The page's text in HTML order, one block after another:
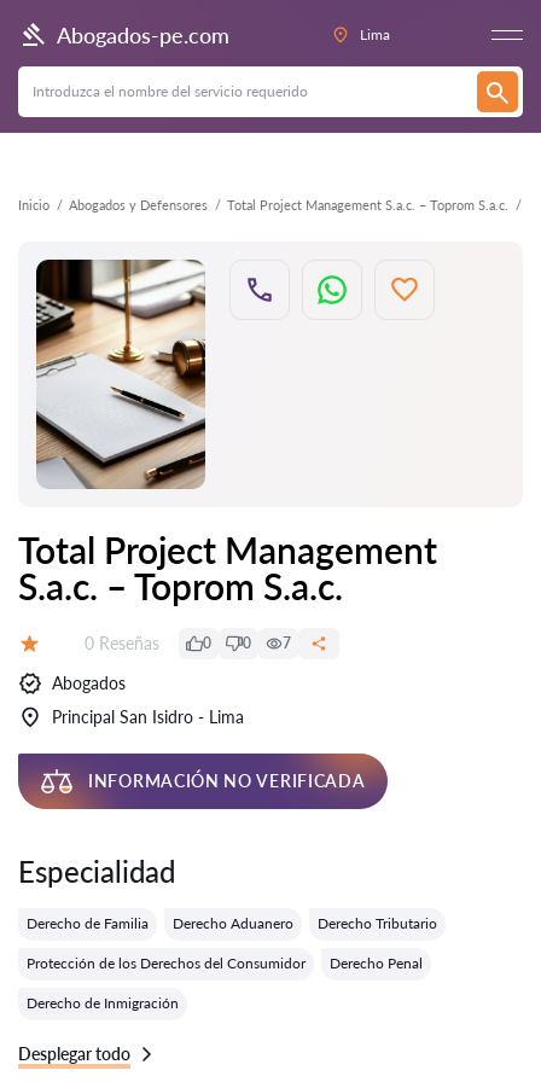
Abogados-pe.com Lima
Inicio Abogados y Defensores Total Project Management S.a.c. – Toprom S.a.c.
Atrás
Total Project Management
S.a.c. – Toprom S.a.c.
Número de reseñas:
0 Reseñas 0 0 7
Abogados
Principal San Isidro - Lima
INFORMACIÓN NO VERIFICADA
Especialidad
Derecho de Familia Derecho Aduanero Derecho Tributario
Protección de los Derechos del Consumidor Derecho Penal
Derecho de Inmigración
Desplegar todo